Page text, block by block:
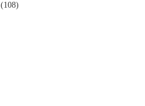
(108)